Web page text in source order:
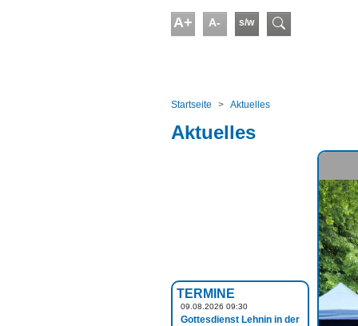
A+ A- s/w
Startseite
Aktuelles
Aktuelles
TERMINE
09.08.2026 09:30
Gottesdienst Lehnin in der